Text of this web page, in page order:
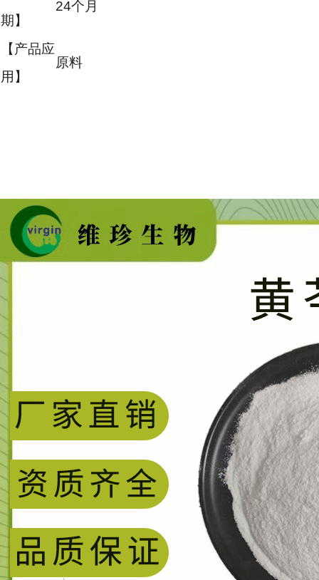
期】
24个月
【产品应
用】
原料